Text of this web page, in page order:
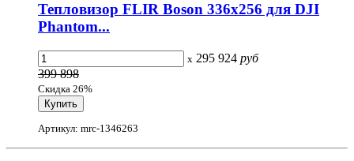
Тепловизор FLIR Boson 336x256 для DJI
Phantom...
x 295 924 руб
399 898
Скидка 26%
Артикул: mrc-1346263